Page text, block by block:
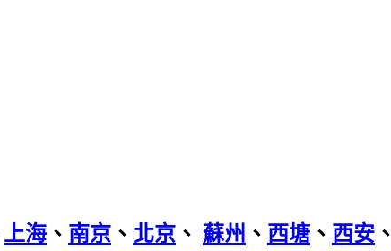
上海、 南京 、 北京 、 蘇州 、 西塘 、 西安 、